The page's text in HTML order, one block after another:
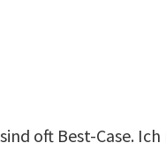
oft Best-Case. Ich